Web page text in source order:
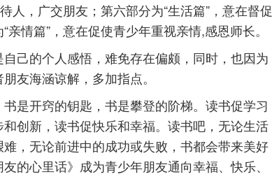
人，广交朋友；第六部分为“生活篇”，意在督促
情篇”，意在促使青少年重视亲情,感恩师长。
的个人感悟，难免存在偏颇，同时，也因为
友海涵谅解，多加指点。
开窍的钥匙，书是攀登的阶梯。读书促学习
创新，读书促快乐和幸福。读书吧，无论生活
，无论前进中的成功或失败，书都会带来美好
的心里话》成为青少年朋友通向幸福、快乐、